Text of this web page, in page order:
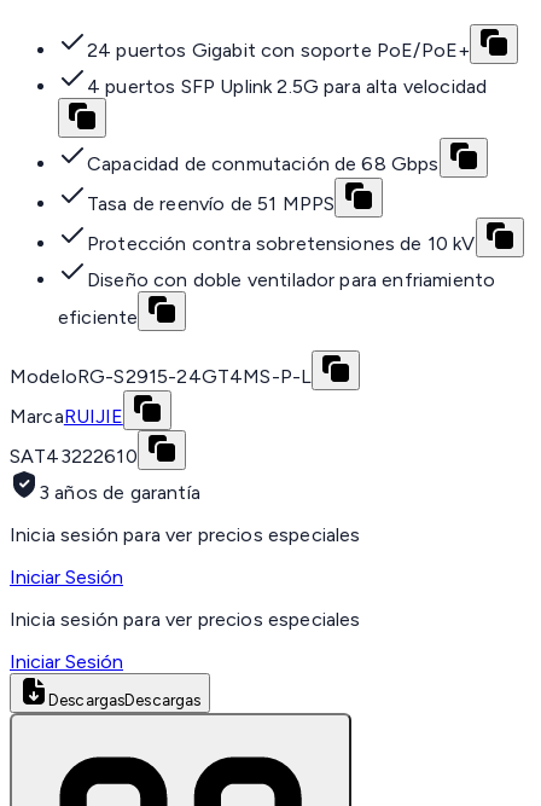
24 puertos Gigabit con soporte PoE/PoE+
4 puertos SFP Uplink 2.5G para alta velocidad
Capacidad de conmutación de 68 Gbps
Tasa de reenvío de 51 MPPS
Protección contra sobretensiones de 10 kV
Diseño con doble ventilador para enfriamiento
eficiente
ModeloRG-S2915-24GT4MS-P-L
MarcaRUIJIE
SAT43222610
3 años de garantía
Inicia sesión para ver precios especiales
Iniciar Sesión
Inicia sesión para ver precios especiales
Iniciar Sesión
DescargasDescargas